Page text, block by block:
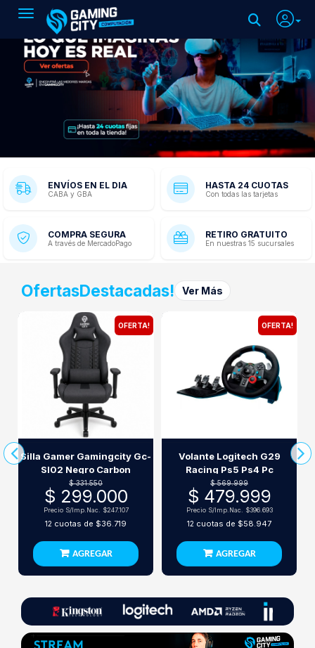
Toggle navigation
ENVÍOS EN EL DIA
CABA y GBA
HASTA 24 CUOTAS
Con todas las tarjetas
COMPRA SEGURA
A través de MercadoPago
RETIRO GRATUITO
En nuestras 15 sucursales
OfertasDestacadas! Ver Más
OFERTA!
Silla Gamer Gamingcity Gc-
Sl02 Negro Carbon
$ 331.550
$ 299.000
Precio S/Imp.Nac. $247.107
12 cuotas de $36.719
AGREGAR
OFERTA!
Volante Logitech G29
Racing Ps5 Ps4 Pc
$ 569.999
$ 479.999
Precio S/Imp.Nac. $396.693
12 cuotas de $58.947
AGREGAR